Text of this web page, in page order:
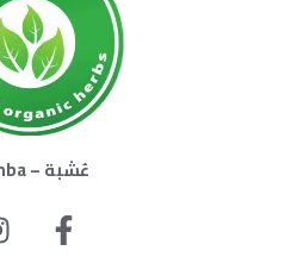
عُشبة – O’shba